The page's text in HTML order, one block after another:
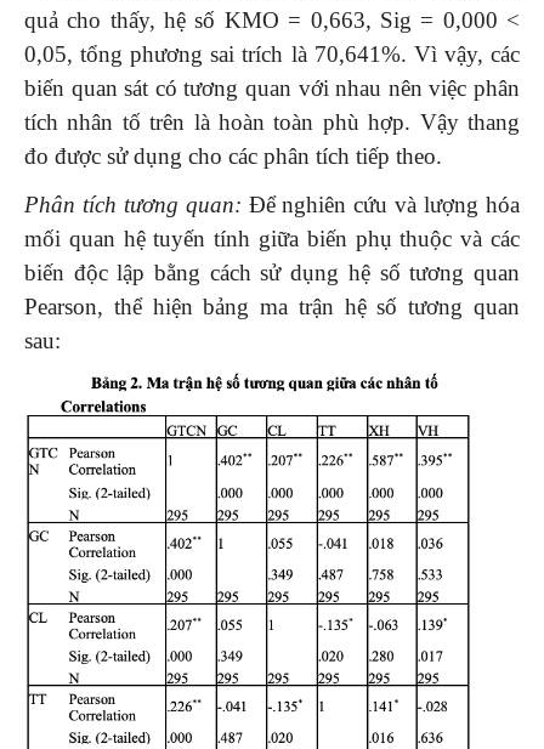
quả cho thấy, hệ số KMO = 0,663, Sig = 0,000 <
0,05, tổng phương sai trích là 70,641%. Vì vậy, các
biến quan sát có tương quan với nhau nên việc phân
tích nhân tố trên là hoàn toàn phù hợp. Vậy thang
đo được sử dụng cho các phân tích tiếp theo.
Phân tích tương quan: Để nghiên cứu và lượng hóa
mối quan hệ tuyến tính giữa biến phụ thuộc và các
biến độc lập bằng cách sử dụng hệ số tương quan
Pearson, thể hiện bảng ma trận hệ số tương quan
sau: